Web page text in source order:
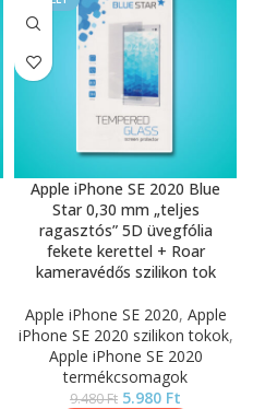
Apple iPhone SE 2020 Blue
Star 0,30 mm „teljes
ragasztós” 5D üvegfólia
fekete kerettel + Roar
kameravédős szilikon tok
Apple iPhone SE 2020, Apple
iPhone SE 2020 szilikon tokok,
Apple iPhone SE 2020
termékcsomagok
9.480Ft 5.980 Ft